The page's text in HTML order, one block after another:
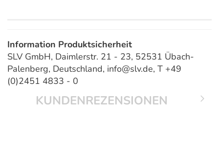
Information Produktsicherheit
SLV GmbH, Daimlerstr. 21 - 23, 52531 Übach-
Palenberg, Deutschland, info@slv.de, T +49
(0)2451 4833 - 0
KUNDENREZENSIONEN